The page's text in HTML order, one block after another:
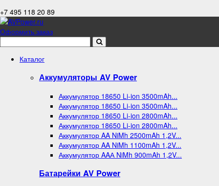
+7 495 118 20 89
Оформить заказ
Каталог
Аккумуляторы AV Power
Аккумулятор 18650 Li-ion 3500mAh...
Аккумулятор 18650 Li-ion 3500mAh...
Аккумулятор 18650 Li-ion 2800mAh...
Аккумулятор 18650 Li-ion 2800mAh...
Аккумулятор AA NiMh 2500mAh 1,2V...
Аккумулятор AA NiMh 1100mAh 1,2V...
Аккумулятор AAА NiMh 900mAh 1,2V...
Батарейки AV Power